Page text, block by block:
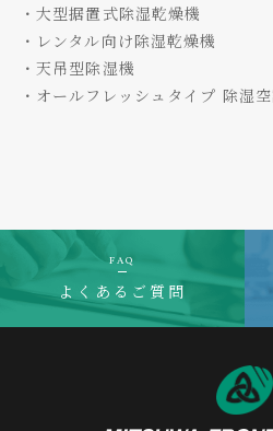
・大型据置式除湿乾燥機
・レンタル向け除湿乾燥機
・天吊型除湿機
・オールフレッシュタイプ 除湿
FAQ
よくあるご質問